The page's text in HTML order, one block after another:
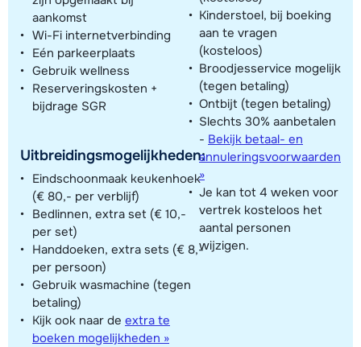
aankomst
Wi-Fi internetverbinding
Eén parkeerplaats
Gebruik wellness
Reserveringskosten +
bijdrage SGR
Uitbreidingsmogelijkheden:
Eindschoonmaak keukenhoek
(€ 80,- per verblijf)
Bedlinnen, extra set (€ 10,-
per set)
Handdoeken, extra sets (€ 8,-
per persoon)
Gebruik wasmachine (tegen
betaling)
Kijk ook naar de extra te
boeken mogelijkheden »
Kinderstoel, bij boeking
aan te vragen
(kosteloos)
Broodjesservice mogelijk
(tegen betaling)
Ontbijt (tegen betaling)
Slechts 30% aanbetalen
- Bekijk betaal- en
annuleringsvoorwaarden
»
Je kan tot 4 weken voor
vertrek kosteloos het
aantal personen
wijzigen.